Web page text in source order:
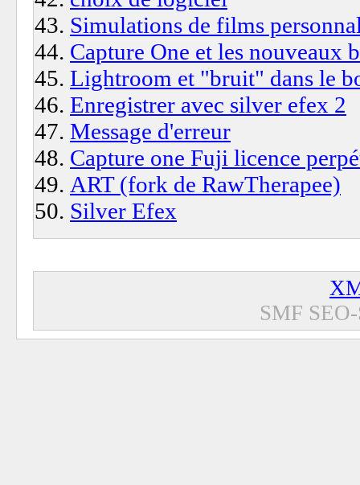
Simulations de films
Capture One et les nouveaux
Lightroom et "bruit" dans le
Enregistrer avec silver efex 2
Message d'erreur
Capture one Fuji licence
ART (fork de RawTherapee)
Silver Efex
SMF